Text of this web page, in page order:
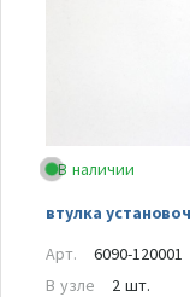
В наличии
втулка
Арт.
6090-120001
В узле
2 шт.